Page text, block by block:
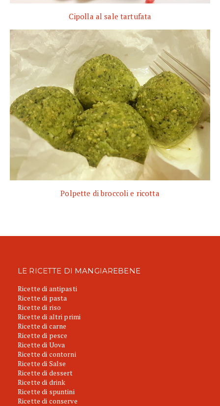
Cipolla al sale tartufata
Polpette di broccoli e ricotta
LE RICETTE DI MANGIAREBENE
Ricette di antipasti
Ricette di pasta
Ricette di riso
Ricette di altri primi
Ricette di carne
Ricette di pesce
Ricette di Uova
Ricette di contorni
Ricette di Salse
Ricette di dessert
Ricette di drink
Ricette di spuntini
Ricette di conserve